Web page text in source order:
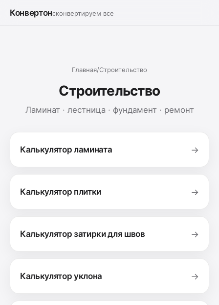
Конвертонсконвертируем все
Главная/Строительство
Строительство
Ламинат · лестница · фундамент · ремонт
Калькулятор ламината →
Калькулятор плитки →
Калькулятор затирки для швов →
Калькулятор уклона →